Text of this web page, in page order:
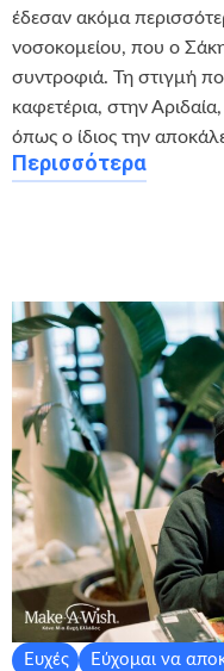
έδεσαν ακόμα
νοσοκομείου, που ο
συντροφιά. Τη στιγμή
καφετέρια, στην Αριδαία,
όπως ο ίδιος την
Περισσότερα
Ευχές Εύχομαι να